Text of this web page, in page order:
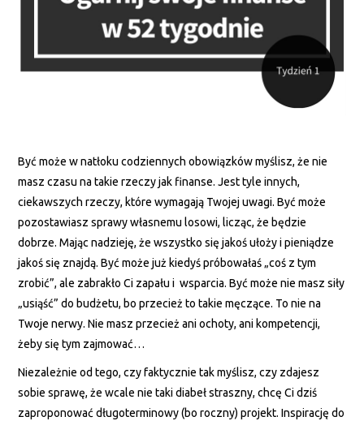
Być może w natłoku codziennych obowiązków myślisz, że nie
masz czasu na takie rzeczy jak finanse. Jest tyle innych,
ciekawszych rzeczy, które wymagają Twojej uwagi. Być może
pozostawiasz sprawy własnemu losowi, licząc, że będzie
dobrze. Mając nadzieję, że wszystko się jakoś ułoży i pieniądze
jakoś się znajdą. Być może już kiedyś próbowałaś „coś z tym
zrobić”, ale zabrakło Ci zapału i wsparcia. Być może nie masz siły
„usiąść” do budżetu, bo przecież to takie męczące. To nie na
Twoje nerwy. Nie masz przecież ani ochoty, ani kompetencji,
żeby się tym zajmować…
Niezależnie od tego, czy faktycznie tak myślisz, czy zdajesz
sobie sprawę, że wcale nie taki diabeł straszny, chcę Ci dziś
zaproponować długoterminowy (bo roczny) projekt. Inspirację do